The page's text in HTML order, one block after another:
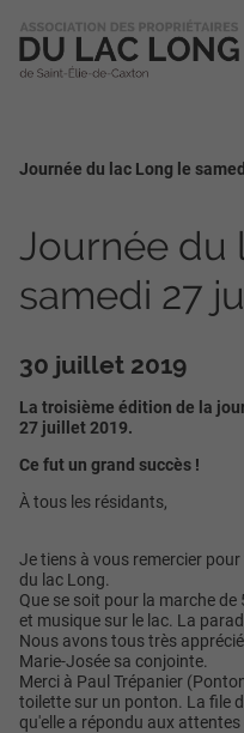
Journée du lac Long le
Journée du
samedi 27
30 juillet 2019
La troisième édition de la
27 juillet 2019.
Ce fut un grand succès !
À tous les résidants,
Je tiens à vous remercier
du lac Long.
Que se soit pour la marche
et musique sur le lac. La
Nous avons tous très
Marie-Josée sa conjointe.
Merci à Paul Trépanier
toilette sur un ponton. La file
qu'elle a répondu aux attentes